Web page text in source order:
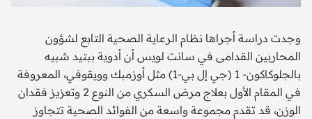
وجدت دراسة أجراها نظام الرعاية الصحية التابع لشؤون
المحاربين القدامى في سانت لويس أن أدوية ببتيد شبيه
بالجلوكاكون- 1 (جي إل بي-1) مثل أوزمبك وويقوفي، المعروفة
في المقام الأول بعلاج مرض السكري من النوع 2 وتعزيز فقدان
الوزن، قد تقدم مجموعة واسعة من الفوائد الصحية تتجاوز